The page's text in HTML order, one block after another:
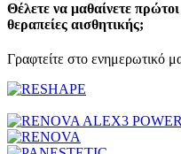
Θέλετε να μαθαίνετε
θεραπείες αισθητικής;
Γραφτείτε στο ενημερωτικό